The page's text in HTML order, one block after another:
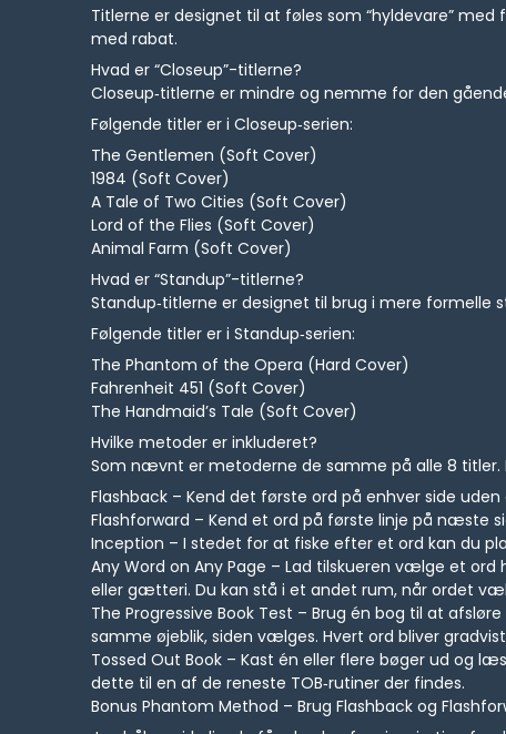
Titlerne er designet til at føles som “hyldevare”
med rabat.
Hvad er “Closeup”-titlerne?
Closeup‑titlerne er mindre og nemme for den
Følgende titler er i Closeup‑serien:
The Gentlemen (Soft Cover)
1984 (Soft Cover)
A Tale of Two Cities (Soft Cover)
Lord of the Flies (Soft Cover)
Animal Farm (Soft Cover)
Hvad er “Standup”-titlerne?
Standup‑titlerne er designet til brug i mere formelle
Følgende titler er i Standup‑serien:
The Phantom of the Opera (Hard Cover)
Fahrenheit 451 (Soft Cover)
The Handmaid’s Tale (Soft Cover)
Hvilke metoder er inkluderet?
Som nævnt er metoderne de samme på alle 8 titler.
Flashback – Kend det første ord på enhver side
Flashforward – Kend et ord på første linje på næste
Inception – I stedet for at fiske efter et ord kan du
Any Word on Any Page – Lad tilskueren vælge et
eller gætteri. Du kan stå i et andet rum, når ordet
The Progressive Book Test – Brug én bog til at
samme øjeblik, siden vælges. Hvert ord bliver
Tossed Out Book – Kast én eller flere bøger ud og
dette til en af de reneste TOB‑rutiner der findes.
Bonus Phantom Method – Brug Flashback og